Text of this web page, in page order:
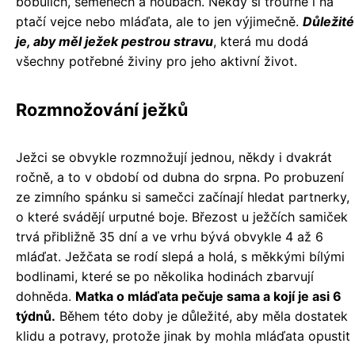
ptačí vejce nebo mláďata, ale to jen výjimečně. Důležité
je, aby měl ježek pestrou stravu, která mu dodá
všechny potřebné živiny pro jeho aktivní život.
Rozmnožování ježků
Ježci se obvykle rozmnožují jednou, někdy i dvakrát
ročně, a to v období od dubna do srpna. Po probuzení
ze zimního spánku si samečci začínají hledat partnerky,
o které svádějí urputné boje. Březost u ježčích samiček
trvá přibližně 35 dní a ve vrhu bývá obvykle 4 až 6
mláďat. Ježčata se rodí slepá a holá, s měkkými bílými
bodlinami, které se po několika hodinách zbarvují
dohněda. Matka o mláďata pečuje sama a kojí je asi 6
týdnů. Během této doby je důležité, aby měla dostatek
klidu a potravy, protože jinak by mohla mláďata opustit